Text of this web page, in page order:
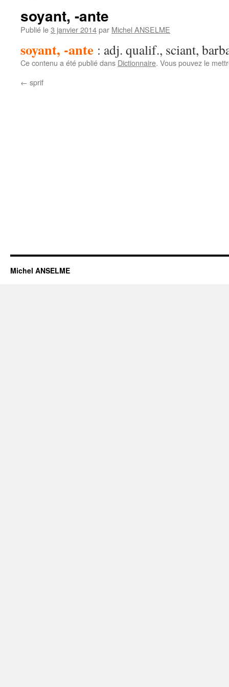
soyant, -ante
Publié le3 janvier 2014par Michel ANSELME
soyant, -ante : adj. qualif., sciant,
Ce contenu a été publié dans Dictionnaire. Vous pouvez le
← sprif
Michel ANSELME